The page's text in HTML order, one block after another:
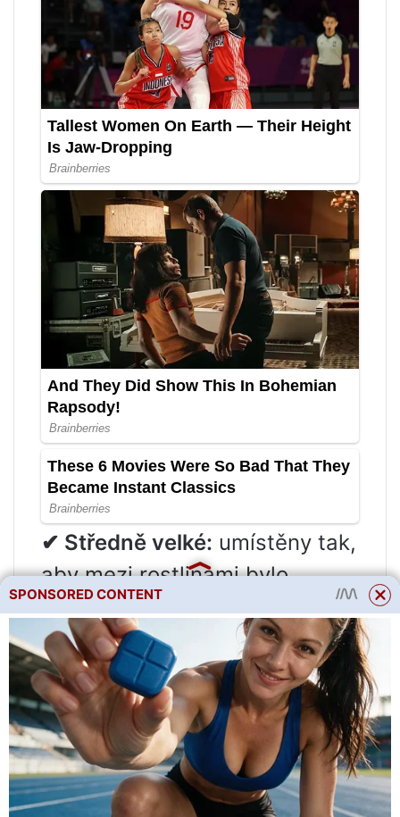
✔ Středně velké: umístěny tak,
aby mezi rostlinami bylo
alespoň 25-30 cm volného
prostoru;
✔ Krátké:umístěte tak, aby
mezi rostlinami bylo alespoň
15 cm volného prostoru.
SPONSORED CONTENT